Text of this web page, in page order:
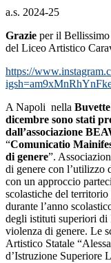
a.s. 2024-25
Grazie per il Bellissimo
del Liceo Artistico
https://
A Napoli nella
dicembre sono stati
dall’associazione
“Comunicatio
di genere”.
di genere con l’utilizzo
con un approccio
scolastiche del
durante l’anno
degli istituti superiori di
violenza di genere. Le
Artistico Statale
d’Istruzione Superiore